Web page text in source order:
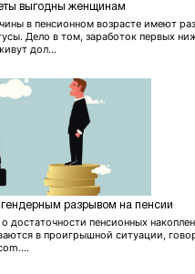
выгодны женщинам
в пенсионном возрасте имеют
Дело в том, заработок первых
дол...
гендерным разрывом на пенсии
достаточности пенсионных
в проигрышной ситуации,